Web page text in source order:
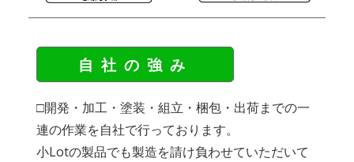
自社の強み
□開発・加工・塗装・組立・梱包・出荷までの一
連の作業を自社で行っております。
小Lotの製品でも製造を請け負わせていただいて